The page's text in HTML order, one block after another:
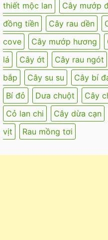
thiết mộc lan
Cây mướp
đồng tiền
Cây rau dền
cove
Cây mướp hương
lá
Cây ớt Cây rau ngót
bắp
Cây su su Cây bí
Bí đỏ
Dưa chuột Cây
Cỏ lan chi
Cây dừa cạn
vịt
Rau mồng tơi